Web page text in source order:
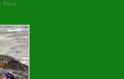
Perú